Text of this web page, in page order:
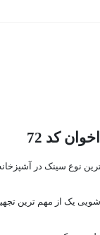
کد 72
نوع سینک در
شویی یک از مهم ترین